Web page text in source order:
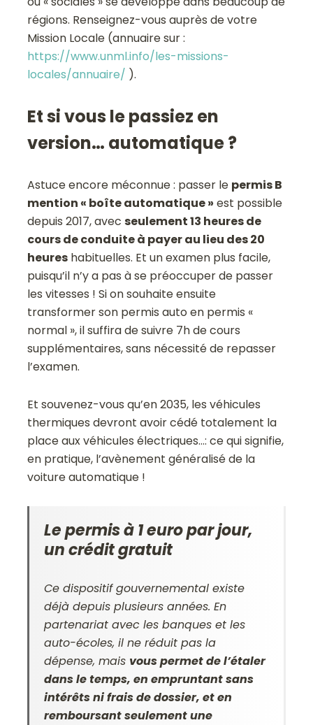
régions. Renseignez-vous auprès de votre
Mission Locale (annuaire sur :
https://www.unml.info/les-missions-
locales/annuaire/ ).
Et si vous le passiez en
version… automatique ?
Astuce encore méconnue : passer le permis B
mention « boîte automatique » est possible
depuis 2017, avecseulement 13 heures de
cours de conduite à payer au lieu des 20
heures habituelles. Et un examen plus facile,
puisqu’il n’y a pas à se préoccuper de passer
les vitesses ! Si on souhaite ensuite
transformer son permis auto en permis «
normal », il suffira de suivre 7h de cours
supplémentaires, sans nécessité de repasser
l’examen.
Et souvenez-vous qu’en 2035, les véhicules
thermiques devront avoir cédé totalement la
place aux véhicules électriques…: ce qui signifie,
en pratique, l’avènement généralisé de la
voiture automatique !
Le permis à 1 euro par jour,
un crédit gratuit
Ce dispositif gouvernemental existe
déjà depuis plusieurs années. En
partenariat avec les banques et les
auto-écoles, il ne réduit pas la
dépense, mais vous permet de l’étaler
dans le temps, en empruntant sans
intérêts ni frais de dossier, et en
remboursant seulement une